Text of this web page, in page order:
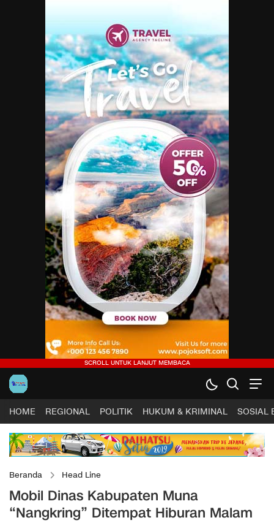
HOME REGIONAL POLITIK HUKUM & KRIMINAL SOSIAL
Beranda Head Line
Mobil Dinas Kabupaten Muna
“Nangkring” Ditempat Hiburan Malam